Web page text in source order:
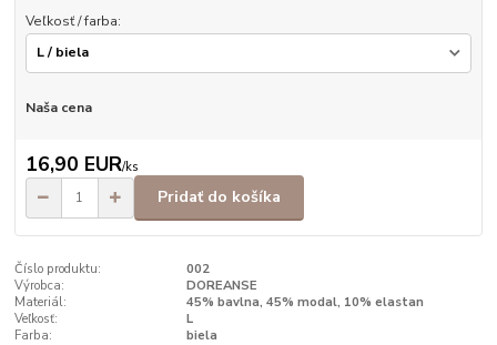
Veľkosť / farba:
Naša cena
16,90 EUR/ks
Pridať do košíka
Číslo produktu:
002
Výrobca:
DOREANSE
Materiál:
45% bavlna, 45% modal, 10% elastan
Veľkosť:
L
Farba:
biela